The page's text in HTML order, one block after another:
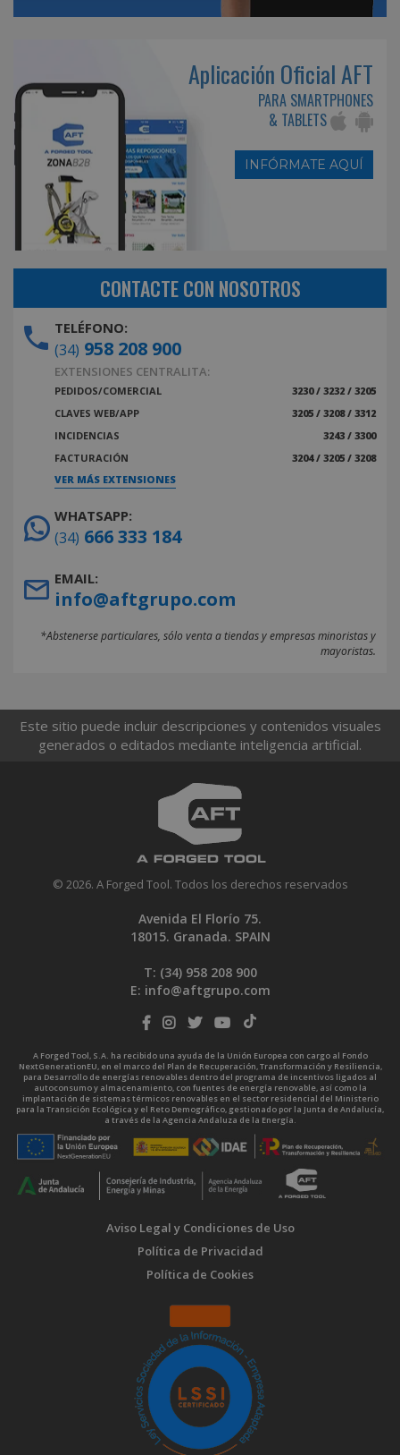
Aplicación Oficial AFT
PARA SMARTPHONES
& TABLETS
INFÓRMATE AQUÍ
CONTACTE CON NOSOTROS
TELÉFONO:
(34) 958 208 900
EXTENSIONES CENTRALITA:
PEDIDOS/COMERCIAL
3230 / 3232 / 3205
CLAVES WEB/APP
3205 / 3208 / 3312
INCIDENCIAS
3243 / 3300
FACTURACIÓN
3204 / 3205 / 3208
VER MÁS EXTENSIONES
WHATSAPP:
(34) 666 333 184
EMAIL:
info@aftgrupo.com
*Abstenerse particulares, sólo venta a tiendas y empresas minoristas y
mayoristas.
Este sitio puede incluir descripciones y contenidos visuales
generados o editados mediante inteligencia artificial.
© 2026. A Forged Tool. Todos los derechos reservados
Avenida El Florío 75.
18015. Granada. SPAIN
T: (34) 958 208 900
E: info@aftgrupo.com
A Forged Tool, S.A. ha recibido una ayuda de la Unión Europea con cargo al Fondo
NextGenerationEU, en el marco del Plan de Recuperación, Transformación y Resiliencia,
para Desarrollo de energías renovables dentro del programa de incentivos ligados al
autoconsumo y almacenamiento, con fuentes de energía renovable, así como la
implantación de sistemas térmicos renovables en el sector residencial del Ministerio
para la Transición Ecológica y el Reto Demográfico, gestionado por la Junta de Andalucía,
a través de la Agencia Andaluza de la Energía.
Aviso Legal y Condiciones de Uso
Política de Privacidad
Política de Cookies